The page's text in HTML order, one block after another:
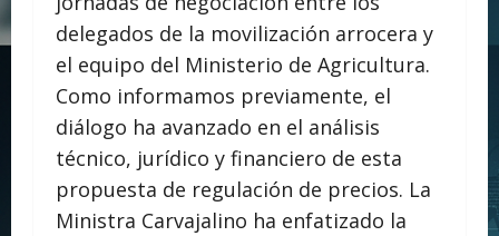
delegados de la movilización arrocera y
el equipo del Ministerio de Agricultura.
Como informamos previamente, el
diálogo ha avanzado en el análisis
técnico, jurídico y financiero de esta
propuesta de regulación de precios. La
Ministra Carvajalino ha enfatizado la